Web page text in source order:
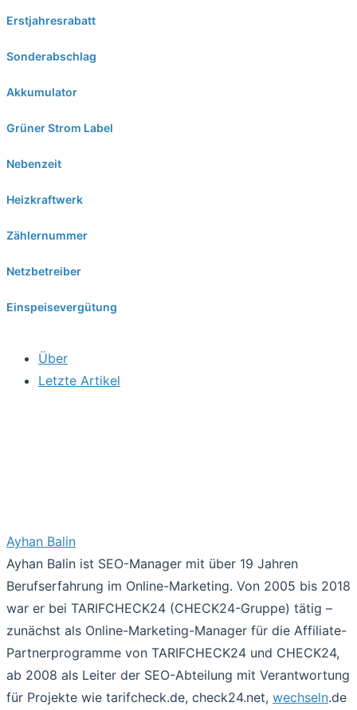
Erstjahresrabatt
Sonderabschlag
Akkumulator
Grüner Strom Label
Nebenzeit
Heizkraftwerk
Zählernummer
Netzbetreiber
Einspeisevergütung
Über
Letzte Artikel
Ayhan Balin
Ayhan Balin ist SEO-Manager mit über 19 Jahren
Berufserfahrung im Online-Marketing. Von 2005 bis 2018
war er bei TARIFCHECK24 (CHECK24-Gruppe) tätig –
zunächst als Online-Marketing-Manager für die Affiliate-
Partnerprogramme von TARIFCHECK24 und CHECK24,
ab 2008 als Leiter der SEO-Abteilung mit Verantwortung
für Projekte wie tarifcheck.de, check24.net, wechseln.de